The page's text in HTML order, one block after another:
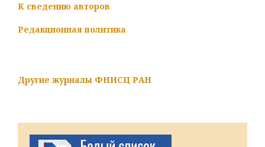
К сведению авторов
Редакционная политика
Другие журналы ФНИСЦ РАН